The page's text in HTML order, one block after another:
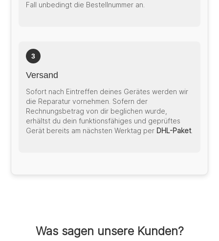
Fall unbedingt die Bestellnummer an.
3
Versand
Sofort nach Eintreffen deines Gerätes werden wir
die Reparatur vornehmen. Sofern der
Rechnungsbetrag von dir beglichen wurde,
erhältst du dein funktionsfähiges und geprüftes
Gerät bereits am nächsten Werktag per DHL-Paket
Was sagen unsere Kunden?